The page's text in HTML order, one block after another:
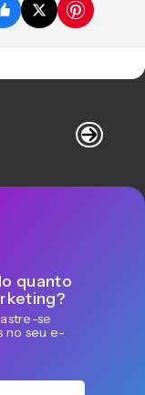
quanto
se
no seu e-